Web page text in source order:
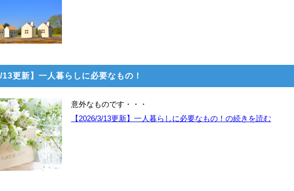
13更新】一人暮らしに必要なもの！
意外なものです・・・
【2026/3/13更新】一人暮らしに必要なもの！の続きを読む